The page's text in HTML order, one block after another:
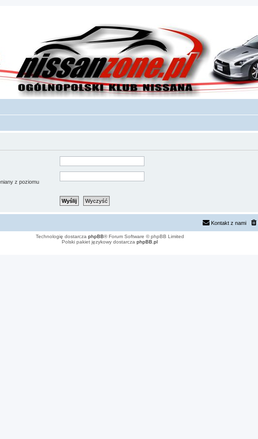
z poziomu
Kontakt z nami
Technologię dostarcza phpBB® Forum Software © phpBB Limited
Polski pakiet językowy dostarcza phpBB.pl